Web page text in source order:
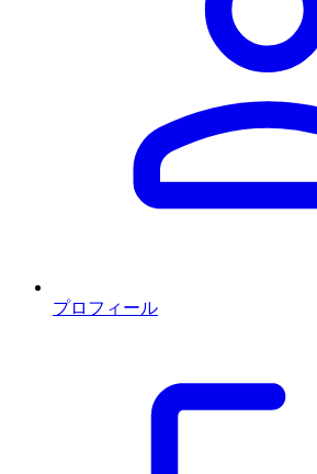
プロフィール